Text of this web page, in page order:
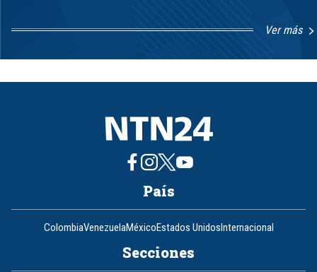
Ver más
8
País
ColombiaVenezuelaMéxicoEstados UnidosInternacional
Secciones